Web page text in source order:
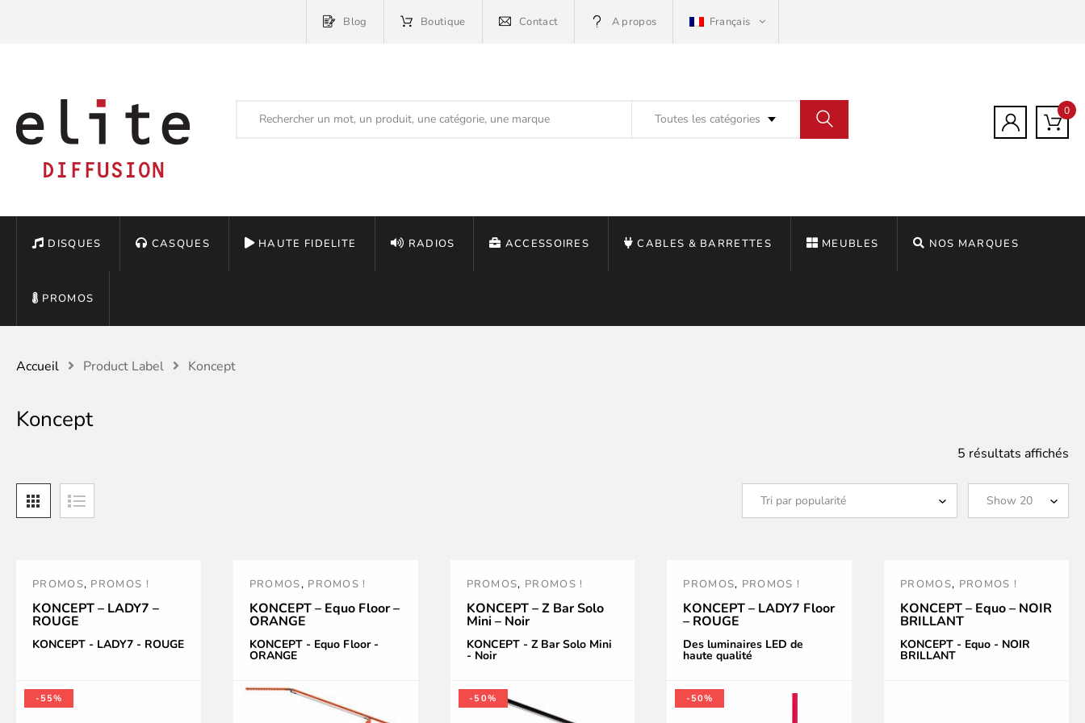
Blog Boutique Contact A propos Français
Toutes les catégories
0
DISQUES CASQUES HAUTE FIDELITE RADIOS ACCESSOIRES CABLES & BARRETTES MEUBLES NOS MARQUES
PROMOS
Accueil Product Label Koncept
Koncept
5 résultats affichés
PROMOS, PROMOS !
KONCEPT – LADY7 –
ROUGE
KONCEPT - LADY7 - ROUGE
-55%
PROMOS, PROMOS !
KONCEPT – Equo Floor –
ORANGE
KONCEPT - Equo Floor -
ORANGE
PROMOS, PROMOS !
KONCEPT – Z Bar Solo
Mini – Noir
KONCEPT - Z Bar Solo Mini
- Noir
-50%
PROMOS, PROMOS !
KONCEPT – LADY7 Floor
– ROUGE
Des luminaires LED de
haute qualité
-50%
PROMOS, PROMOS !
KONCEPT – Equo – NOIR
BRILLANT
KONCEPT - Equo - NOIR
BRILLANT